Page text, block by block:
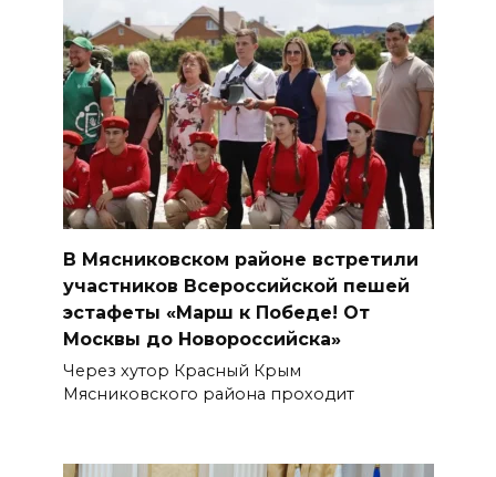
В Мясниковском районе встретили
участников Всероссийской пешей
эстафеты «Марш к Победе! От
Москвы до Новороссийска»
Через хутор Красный Крым
Мясниковского района проходит